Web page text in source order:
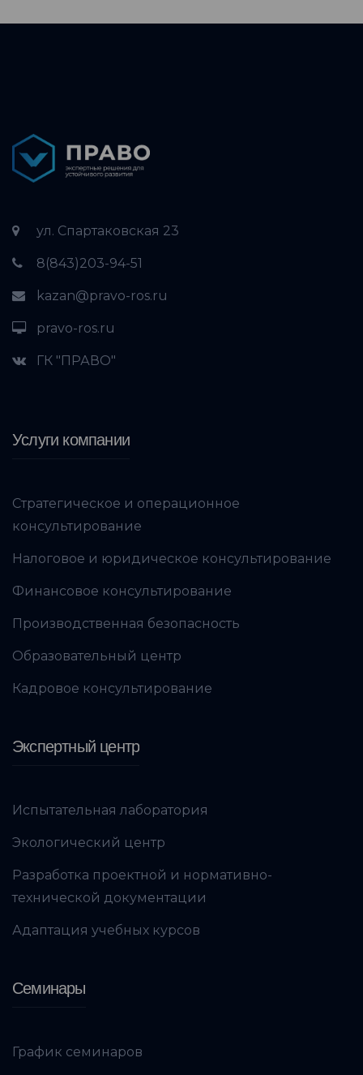
ул. Спартаковская 23
8(843)203-94-51
kazan@pravo-ros.ru
pravo-ros.ru
ГК "ПРАВО"
Услуги компании
Стратегическое и операционное
консультирование
Налоговое и юридическое консультирование
Финансовое консультирование
Производственная безопасность
Образовательный центр
Кадровое консультирование
Экспертный центр
Испытательная лаборатория
Экологический центр
Разработка проектной и нормативно-
технической документации
Адаптация учебных курсов
Семинары
График семинаров